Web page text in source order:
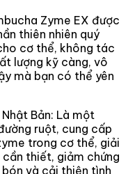
Zyme EX được
thiên nhiên quý
cơ thể, không tác
lượng kỹ càng, vô
mà bạn có thể yên
Bản: Là một
ruột, cung cấp
trong cơ thể, giải
thiết, giảm chứng
và cải thiện tình